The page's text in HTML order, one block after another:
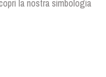
la nostra simbologia